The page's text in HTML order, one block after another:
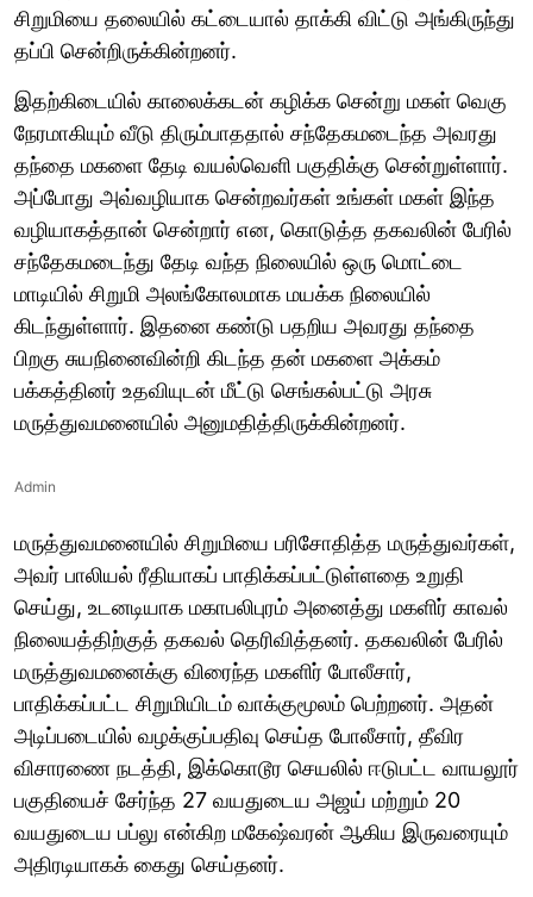
சிறுமியை தலையில் கட்டையால் தாக்கி விட்டு அங்கிருந்து
தப்பி சென்றிருக்கின்றனர்.
இதற்கிடையில் காலைக்கடன் கழிக்க சென்று மகள் வெகு
நேரமாகியும் வீடு திரும்பாததால் சந்தேகமடைந்த அவரது
தந்தை மகளை தேடி வயல்வெளி பகுதிக்கு சென்றுள்ளார்.
அப்போது அவ்வழியாக சென்றவர்கள் உங்கள் மகள் இந்த
வழியாகத்தான் சென்றார் என, கொடுத்த தகவலின் பேரில்
சந்தேகமடைந்து தேடி வந்த நிலையில் ஒரு மொட்டை
மாடியில் சிறுமி அலங்கோலமாக மயக்க நிலையில்
கிடந்துள்ளார். இதனை கண்டு பதறிய அவரது தந்தை
பிறகு சுயநினைவின்றி கிடந்த தன் மகளை அக்கம்
பக்கத்தினர் உதவியுடன் மீட்டு செங்கல்பட்டு அரசு
மருத்துவமனையில் அனுமதித்திருக்கின்றனர்.
Admin
மருத்துவமனையில் சிறுமியை பரிசோதித்த மருத்துவர்கள்,
அவர் பாலியல் ரீதியாகப் பாதிக்கப்பட்டுள்ளதை உறுதி
செய்து, உடனடியாக மகாபலிபுரம் அனைத்து மகளிர் காவல்
நிலையத்திற்குத் தகவல் தெரிவித்தனர். தகவலின் பேரில்
மருத்துவமனைக்கு விரைந்த மகளிர் போலீசார்,
பாதிக்கப்பட்ட சிறுமியிடம் வாக்குமூலம் பெற்றனர். அதன்
அடிப்படையில் வழக்குப்பதிவு செய்த போலீசார், தீவிர
விசாரணை நடத்தி, இக்கொடூர செயலில் ஈடுபட்ட வாயலூர்
பகுதியைச் சேர்ந்த 27 வயதுடைய அஜய் மற்றும் 20
வயதுடைய பப்லு என்கிற மகேஷ்வரன் ஆகிய இருவரையும்
அதிரடியாகக் கைது செய்தனர்.